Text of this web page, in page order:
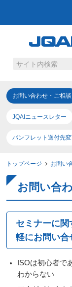
お問い合わせ・ご相談
JQAIニュースレター
パンフレット送付先
トップページ お問い
お問い合
セミナーに
軽にお問い合
ISOは初心者で
わからない